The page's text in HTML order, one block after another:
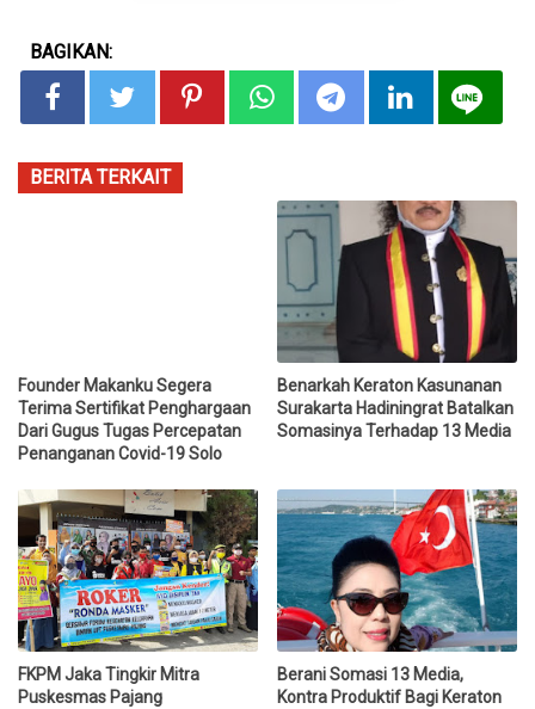
BAGIKAN:
BERITA TERKAIT
Founder Makanku Segera
Terima Sertifikat Penghargaan
Dari Gugus Tugas Percepatan
Penanganan Covid-19 Solo
Benarkah Keraton Kasunanan
Surakarta Hadiningrat Batalkan
Somasinya Terhadap 13 Media
FKPM Jaka Tingkir Mitra
Puskesmas Pajang
Berani Somasi 13 Media,
Kontra Produktif Bagi Keraton